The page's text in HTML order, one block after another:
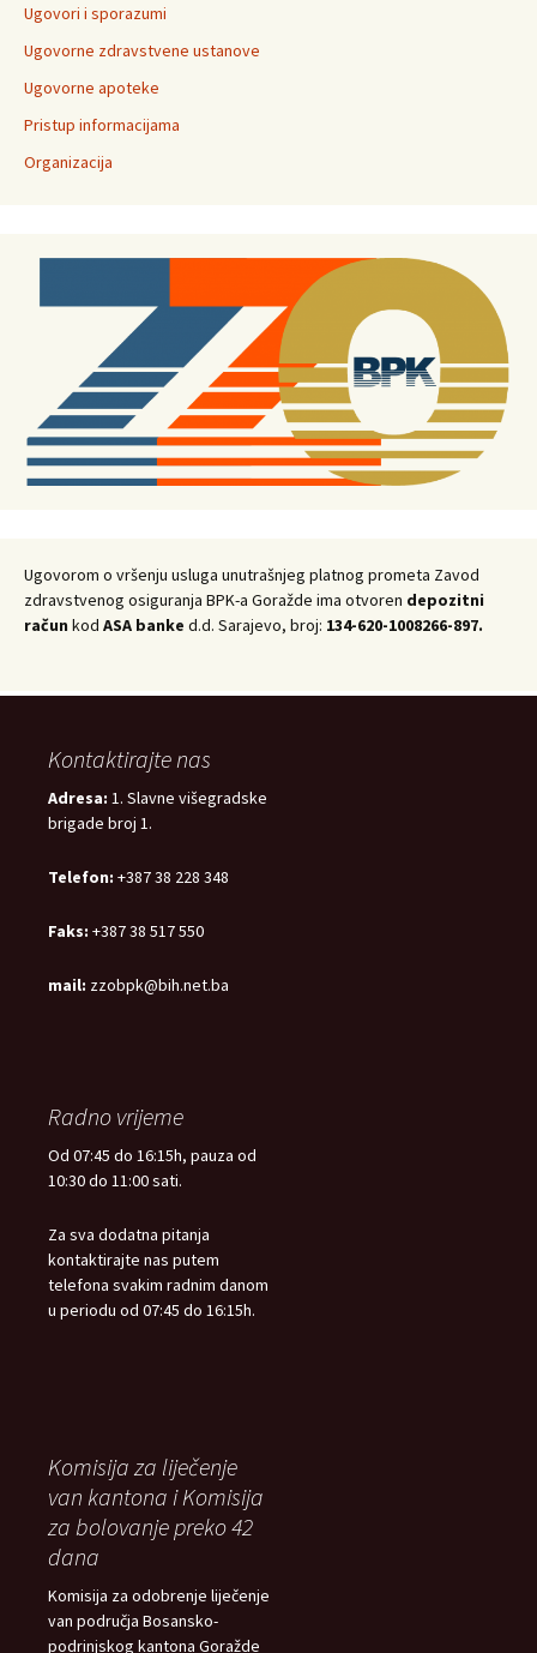
Ugovori i sporazumi
Ugovorne zdravstvene ustanove
Ugovorne apoteke
Pristup informacijama
Organizacija
Ugovorom o vršenju usluga unutrašnjeg platnog prometa Zavod
zdravstvenog osiguranja BPK-a Goražde ima otvoren depozitni
račun kod ASA banke d.d. Sarajevo, broj: 134-620-1008266-897.
Kontaktirajte nas
Adresa: 1. Slavne višegradske
brigade broj 1.
Telefon: +387 38 228 348
Faks: +387 38 517 550
mail: zzobpk@bih.net.ba
Radno vrijeme
Od 07:45 do 16:15h, pauza od
10:30 do 11:00 sati.
Za sva dodatna pitanja
kontaktirajte nas putem
telefona svakim radnim danom
u periodu od 07:45 do 16:15h.
Komisija za liječenje
van kantona i Komisija
za bolovanje preko 42
dana
Komisija za odobrenje liječenje
van područja Bosansko-
podrinjskog kantona Goražde